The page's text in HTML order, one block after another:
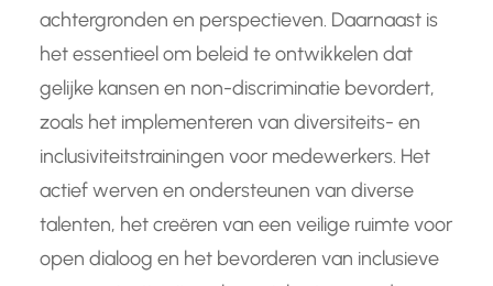
achtergronden en perspectieven. Daarnaast is
het essentieel om beleid te ontwikkelen dat
gelijke kansen en non-discriminatie bevordert,
zoals het implementeren van diversiteits- en
inclusiviteitstrainingen voor medewerkers. Het
actief werven en ondersteunen van diverse
talenten, het creëren van een veilige ruimte voor
open dialoog en het bevorderen van inclusieve